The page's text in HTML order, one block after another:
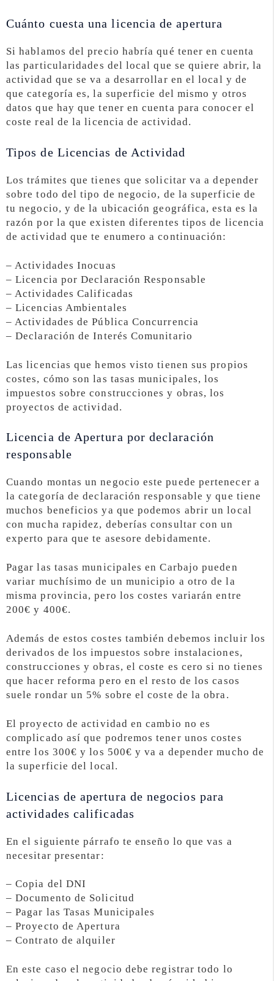
Cuánto cuesta una licencia de apertura
Si hablamos del precio habría qué tener en cuenta
las particularidades del local que se quiere abrir, la
actividad que se va a desarrollar en el local y de
que categoría es, la superficie del mismo y otros
datos que hay que tener en cuenta para conocer el
coste real de la licencia de actividad.
Tipos de Licencias de Actividad
Los trámites que tienes que solicitar va a depender
sobre todo del tipo de negocio, de la superficie de
tu negocio, y de la ubicación geográfica, esta es la
razón por la que existen diferentes tipos de licencia
de actividad que te enumero a continuación:
– Actividades Inocuas
– Licencia por Declaración Responsable
– Actividades Calificadas
– Licencias Ambientales
– Actividades de Pública Concurrencia
– Declaración de Interés Comunitario
Las licencias que hemos visto tienen sus propios
costes, cómo son las tasas municipales, los
impuestos sobre construcciones y obras, los
proyectos de actividad.
Licencia de Apertura por declaración
responsable
Cuando montas un negocio este puede pertenecer a
la categoría de declaración responsable y que tiene
muchos beneficios ya que podemos abrir un local
con mucha rapidez, deberías consultar con un
experto para que te asesore debidamente.
Pagar las tasas municipales en Carbajo pueden
variar muchísimo de un municipio a otro de la
misma provincia, pero los costes variarán entre
200€ y 400€.
Además de estos costes también debemos incluir los
derivados de los impuestos sobre instalaciones,
construcciones y obras, el coste es cero si no tienes
que hacer reforma pero en el resto de los casos
suele rondar un 5% sobre el coste de la obra.
El proyecto de actividad en cambio no es
complicado así que podremos tener unos costes
entre los 300€ y los 500€ y va a depender mucho de
la superficie del local.
Licencias de apertura de negocios para
actividades calificadas
En el siguiente párrafo te enseño lo que vas a
necesitar presentar:
– Copia del DNI
– Documento de Solicitud
– Pagar las Tasas Municipales
– Proyecto de Apertura
– Contrato de alquiler
En este caso el negocio debe registrar todo lo